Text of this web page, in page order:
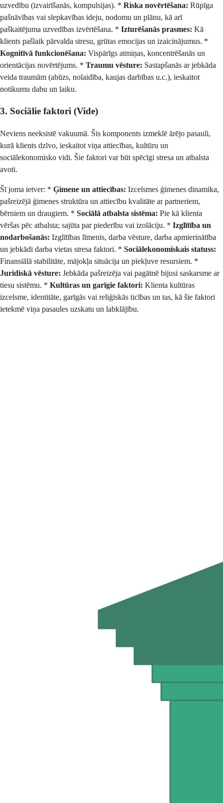
uzvedību (izvairīšanās, kompulsijas). * Riska novērtēšana: Rūpīga
pašnāvības vai slepkavības ideju, nodomu un plānu, kā arī
paškaitējuma uzvedības izvērtēšana. * Izturēšanās prasmes: Kā
klients pašlaik pārvalda stresu, grūtas emocijas un izaicinājumus. *
Kognitīvā funkcionēšana: Vispārīgs atmiņas, koncentrēšanās un
orientācijas novērtējums. * Traumu vēsture: Sastapšanās ar jebkāda
veida traumām (abūzs, nolaidība, kaujas darbības u.c.), ieskaitot
notikumu dabu un laiku.
3. Sociālie faktori (Vide)
Neviens neeksistē vakuumā. Šis komponents izmeklē ārējo pasauli,
kurā klients dzīvo, ieskaitot viņa attiecības, kultūru un
sociālekonomisko vidi. Šie faktori var būt spēcīgi stresa un atbalsta
avoti.
Šī joma ietver: * Ģimene un attiecības: Izcelsmes ģimenes dinamika,
pašreizējā ģimenes struktūra un attiecību kvalitāte ar partneriem,
bērniem un draugiem. * Sociālā atbalsta sistēma: Pie kā klienta
vēršas pēc atbalsta; sajūta par piederību vai izolāciju. * Izglītība un
nodarbošanās: Izglītības līmenis, darba vēsture, darba apmierinātība
un jebkādi darba vietas stresa faktori. * Sociālekonomiskais statuss:
Finansiālā stabilitāte, mājokļa situācija un piekļuve resursiem. *
Juridiskā vēsture: Jebkāda pašreizēja vai pagātnē bijusi saskarsme ar
tiesu sistēmu. * Kultūras un garīgie faktori: Klienta kultūras
izcelsme, identitāte, garīgās vai reliģiskās ticības un tas, kā šie faktori
ietekmē viņa pasaules uzskatu un labklājību.